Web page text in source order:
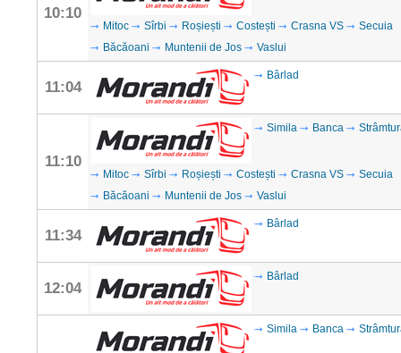
10:10
Mitoc Sîrbi Roșiești Costești Crasna VS
Secuia
Băcăoani
Muntenii de Jos Vaslui
11:04
Bârlad
11:10
Simila Banca
Mitoc Sîrbi Roșiești Costești Crasna VS
Secuia
Băcăoani
Muntenii de Jos Vaslui
11:34
Bârlad
12:04
Bârlad
Simila Banca